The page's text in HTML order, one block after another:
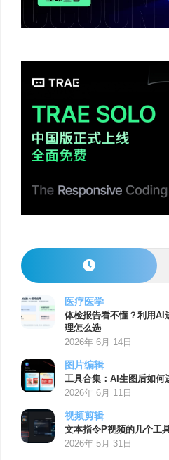
医疗医学
体检报告看不懂？利用AI
理怎么选
2026年 6月 14日
图片编辑
工具合集：AI生图后如何
2026年 6月 11日
视频剪辑
文本指令P视频的几个工
2026年 5月 31日